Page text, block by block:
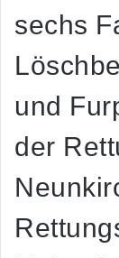
sechs
und
der